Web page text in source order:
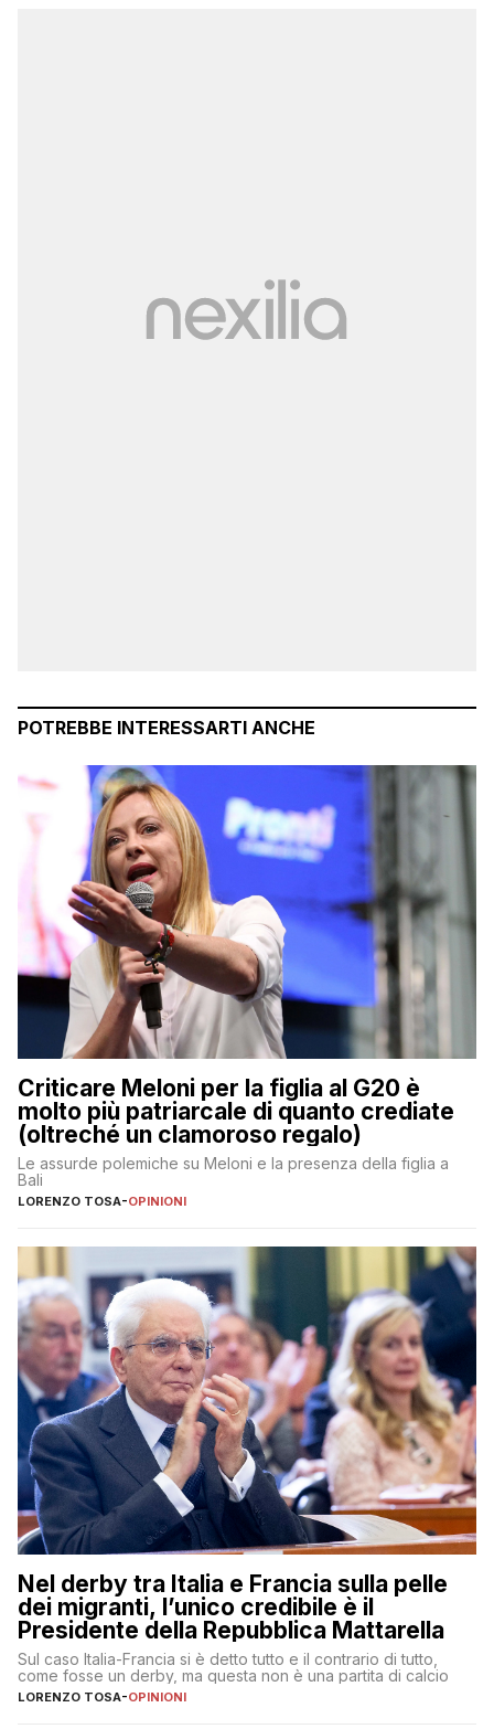
POTREBBE INTERESSARTI ANCHE
Criticare Meloni per la figlia al G20 è
molto più patriarcale di quanto crediate
(oltreché un clamoroso regalo)
Le assurde polemiche su Meloni e la presenza della figlia a
Bali
LORENZO TOSA-OPINIONI
Nel derby tra Italia e Francia sulla pelle
dei migranti, l’unico credibile è il
Presidente della Repubblica Mattarella
Sul caso Italia-Francia si è detto tutto e il contrario di tutto,
come fosse un derby, ma questa non è una partita di calcio
LORENZO TOSA-OPINIONI